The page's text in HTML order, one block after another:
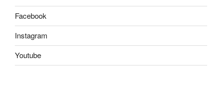
Facebook
Instagram
Youtube